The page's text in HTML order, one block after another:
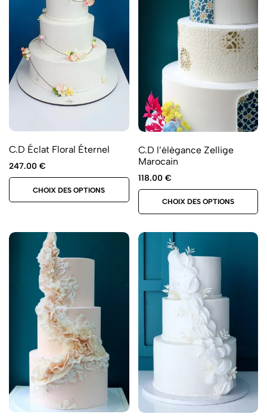
C.D Éclat Floral Éternel
247.00 €
CHOIX DES OPTIONS
C.D l’élègance Zellige
Marocain
118.00 €
CHOIX DES OPTIONS